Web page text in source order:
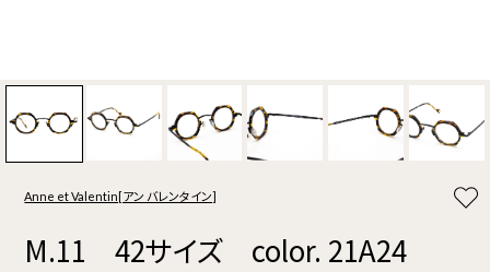
Anne et Valentin[アン バレンタイン]
M.11 42サイズ color. 21A24